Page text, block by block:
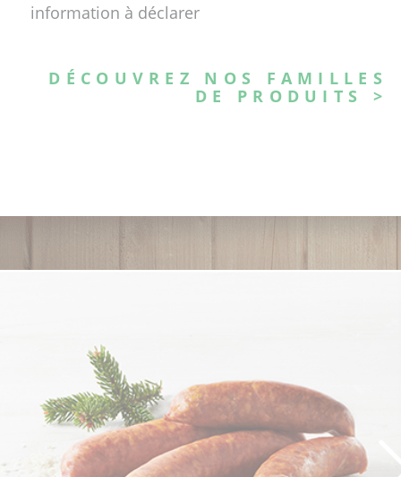
information à déclarer
DÉCOUVREZ NOS FAMILLES
DE PRODUITS >